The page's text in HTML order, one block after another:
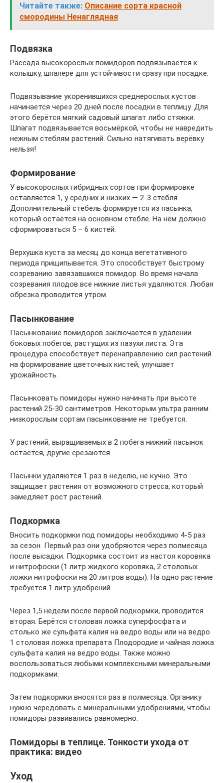
Читайте также: Описание сорта красной
смородины Ненаглядная
Подвязка
Рассада высокорослых помидоров подвязывается к
колышку, шпалере для устойчивости сразу при посадке.
Подвязывание укоренившихся среднерослых кустов
начинается через 20 дней после посадки в теплицу. Для
этого берётся мягкий садовый шпагат либо стяжки.
Шпагат подвязывается восьмёркой, чтобы не навредить
нежным стеблям растений. Сильно натягивать верёвку
нельзя!
Формирование
У высокорослых гибридных сортов при формировке
оставляется 1, у средних и низких — 2-3 стебля.
Дополнительный стебель формируется из пасынка,
который остаётся на основном стебле. На нём должно
сформироваться 5 – 6 кистей.
Верхушка куста за месяц до конца вегетативного
периода прищипывается. Это способствует быстрому
созреванию завязавшихся помидор. Во время начала
созревания плодов все нижние листья удаляются. Любая
обрезка проводится утром.
Пасынкование
Пасынкование помидоров заключается в удалении
боковых побегов, растущих из пазухи листа. Эта
процедура способствует перенаправлению сил растений
на формирование цветочных кистей, улучшает
урожайность.
Пасынковать помидоры нужно начинать при высоте
растений 25-30 сантиметров. Некоторым ультра ранним
низкорослым сортам пасынкование не требуется.
У растений, выращиваемых в 2 побега нижний пасынок
остаётся, другие срезаются.
Пасынки удаляются 1 раз в неделю, не кучно. Это
защищает растения от возможного стресса, который
замедляет рост растений.
Подкормка
Вносить подкормки под помидоры необходимо 4-5 раз
за сезон. Первый раз они удобряются через полмесяца
после высадки. Подкормка состоит из настоя коровяка
и нитрофоски (1 литр жидкого коровяка, 2 столовых
ложки нитрофоски на 20 литров воды). На одно растение
требуется 1 литр удобрений.
Через 1,5 недели после первой подкормки, проводится
вторая. Берётся столовая ложка суперфосфата и
столько же сульфата калия на ведро воды или на ведро
1 столовая ложка препарата Плодородие и чайная ложка
сульфата калия на ведро воды. Также можно
воспользоваться любыми комплексными минеральными
подкормками.
Затем подкормки вносятся раз в полмесяца. Органику
нужно чередовать с минеральными удобрениями, чтобы
помидоры развивались равномерно.
Помидоры в теплице. Тонкости ухода от
практика: видео
Уход